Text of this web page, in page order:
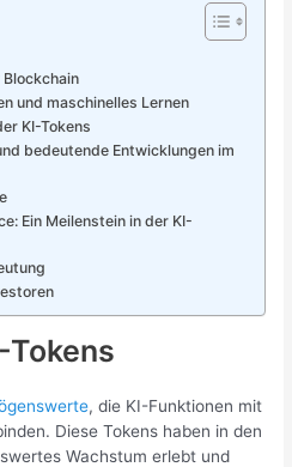
und maschinelles Lernen
KI-Tokens
bedeutende Entwicklungen im
Ein Meilenstein in der KI-
, die KI-Funktionen mit
Diese Tokens haben in den
Wachstum erlebt und